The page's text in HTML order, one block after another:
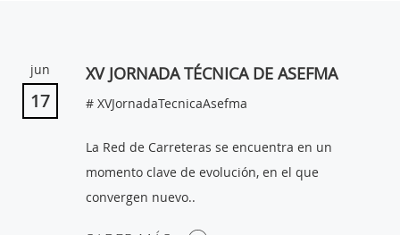
CLUB
AUTORES
jun
17
XV JORNADA TÉCNICA DE ASEFMA
# XVJornadaTecnicaAsefma
La Red de Carreteras se encuentra en un
momento clave de evolución, en el que
convergen nuevo..